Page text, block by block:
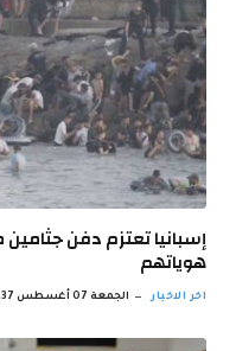
إسبانيا تعتزم دفن
هوياتهم
اخر الاخبار الجمعة 07 أغسطس 2:37 م